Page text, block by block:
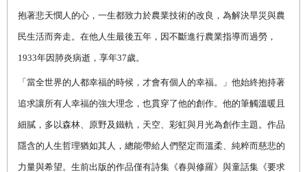
抱著悲天憫人的心，一生都致力於農業技術的改良，為解決旱災與農
民生活而奔走。在他人生最後五年，因不斷進行農業指導而過勞，
1933年因肺炎病逝，享年37歲。
「當全世界的人都幸福的時候，才會有個人的幸福。」他始終抱持著
追求讓所有人幸福的強大理念，也貫穿了他的創作。他的筆觸溫暖且
細膩，多以森林、原野及鐵軌，天空、彩虹與月光為創作主題。作品
隱含的人生哲理猶如其人，總能帶給人們堅定而溫柔、純粹而慈悲的
力量與希望。生前出版的作品僅有詩集《春與修羅》與童話集《要求